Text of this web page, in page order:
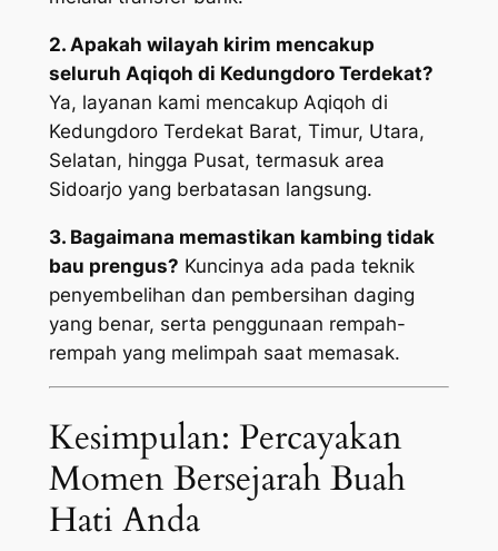
2. Apakah wilayah kirim mencakup
seluruh Aqiqoh di Kedungdoro Terdekat?
Ya, layanan kami mencakup Aqiqoh di
Kedungdoro Terdekat Barat, Timur, Utara,
Selatan, hingga Pusat, termasuk area
Sidoarjo yang berbatasan langsung.
3. Bagaimana memastikan kambing tidak
bau prengus? Kuncinya ada pada teknik
penyembelihan dan pembersihan daging
yang benar, serta penggunaan rempah-
rempah yang melimpah saat memasak.
Kesimpulan: Percayakan
Momen Bersejarah Buah
Hati Anda